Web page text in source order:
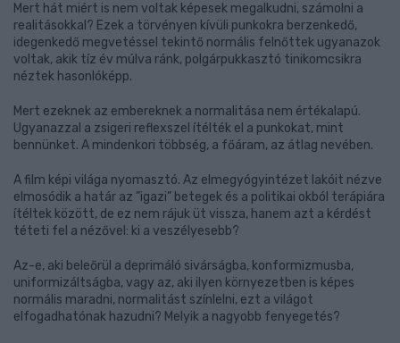
Mert hát miért is nem voltak képesek megalkudni, számolni a
realitásokkal? Ezek a törvényen kívüli punkokra berzenkedő,
idegenkedő megvetéssel tekintő normális felnőttek ugyanazok
voltak, akik tíz év múlva ránk, polgárpukkasztó tinikomcsikra
néztek hasonlóképp.
Mert ezeknek az embereknek a normalitása nem értékalapú.
Ugyanazzal a zsigeri reflexszel ítélték el a punkokat, mint
bennünket. A mindenkori többség, a főáram, az átlag nevében.
A film képi világa nyomasztó. Az elmegyógyintézet lakóit nézve
elmosódik a határ az ”igazi” betegek és a politikai okból terápiára
ítéltek között, de ez nem rájuk üt vissza, hanem azt a kérdést
téteti fel a nézővel: ki a veszélyesebb?
Az-e, aki beleőrül a deprimáló sivárságba, konformizmusba,
uniformizáltságba, vagy az, aki ilyen környezetben is képes
normális maradni, normalitást színlelni, ezt a világot
elfogadhatónak hazudni? Melyik a nagyobb fenyegetés?